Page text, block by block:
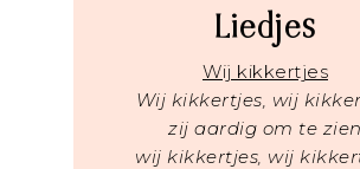
Liedjes
Wij kikkertjes
Wij kikkertjes, wij
zij aardig om te zien
wij kikkertjes, wij